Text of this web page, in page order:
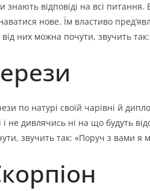
знають відповіді на всі
нове. Їм властиво
від них можна почути, звучить
по натурі своїй чарівні й
і не дивлячись ні на що будуть
звучить так: «Поруч з вами я